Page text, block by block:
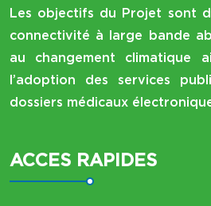
Les objectifs du Projet sont
connectivité à large bande
au changement climatique
l’adoption des services
dossiers médicaux
ACCES RAPIDES